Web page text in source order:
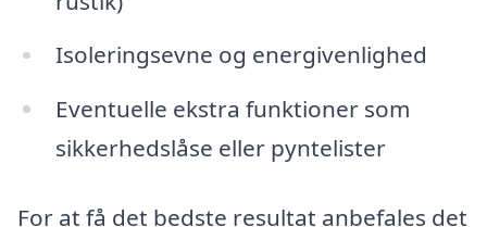
Isoleringsevne og energivenlighed
Eventuelle ekstra funktioner som
sikkerhedslåse eller pyntelister
For at få det bedste resultat anbefales det